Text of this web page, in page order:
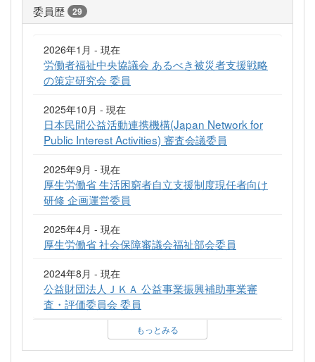
委員歴 29
2026年1月 - 現在
労働者福祉中央協議会 あるべき被災者支援戦略
の策定研究会 委員
2025年10月 - 現在
日本民間公益活動連携機構(Japan Network for
Public Interest Activities) 審査会議委員
2025年9月 - 現在
厚生労働省 生活困窮者自立支援制度現任者向け
研修 企画運営委員
2025年4月 - 現在
厚生労働省 社会保障審議会福祉部会委員
2024年8月 - 現在
公益財団法人ＪＫＡ 公益事業振興補助事業審
査・評価委員会 委員
もっとみる